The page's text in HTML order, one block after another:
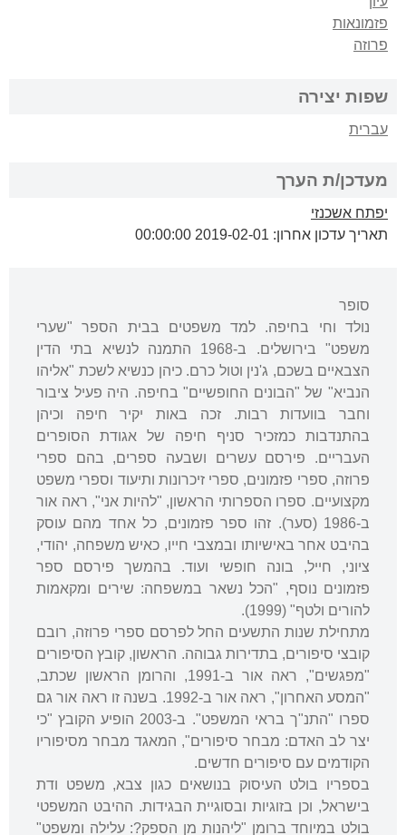
פזמונאות
פרוזה
שפות יצירה
עברית
מעדכן/ת הערך
יפתח אשכנזי
תאריך עדכון אחרון: 2019-02-01 00:00:00
סופר
נולד וחי בחיפה. למד משפטים בבית הספר "שערי
משפט" בירושלים. ב-1968 התמנה לנשיא בתי הדין
הצבאיים בשכם, ג'נין וטול כרם. כיהן כנשיא לשכת "אליהו
הנביא" של "הבונים החופשיים" בחיפה. היה פעיל ציבור
וחבר בוועדות רבות. זכה באות יקיר חיפה וכיהן
בהתנדבות כמזכיר סניף חיפה של אגודת הסופרים
העבריים. פירסם עשרים ושבעה ספרים, בהם ספרי
פרוזה, ספרי פזמונים, ספרי זיכרונות ותיעוד וספרי משפט
מקצועיים. ספרו הספרותי הראשון, "להיות אני", ראה אור
ב-1986 (סער). זהו ספר פזמונים, כל אחד מהם עוסק
בהיבט אחר באישיותו ובמצבי חייו, כאיש משפחה, יהודי,
ציוני, חייל, בונה חופשי ועוד. בהמשך פירסם ספר
פזמונים נוסף, "הכל נשאר במשפחה: שירים ומקאמות
להורים ולטף" (1999).
מתחילת שנות התשעים החל לפרסם ספרי פרוזה, רובם
קובצי סיפורים, בתדירות גבוהה. הראשון, קובץ הסיפורים
"מפגשים", ראה אור ב-1991, והרומן הראשון שכתב,
"המסע האחרון", ראה אור ב-1992. בשנה זו ראה אור גם
ספרו "התנ"ך בראי המשפט". ב-2003 הופיע הקובץ "כי
יצר לב האדם: מבחר סיפורים", המאגד מבחר מסיפוריו
הקודמים עם סיפורים חדשים.
בספריו בולט העיסוק בנושאים כגון צבא, משפט ודת
בישראל, וכן בזוגיות ובסוגיית הבגידות. ההיבט המשפטי
בולט במיוחד ברומן "ליהנות מן הספק?: עלילה ומשפט"